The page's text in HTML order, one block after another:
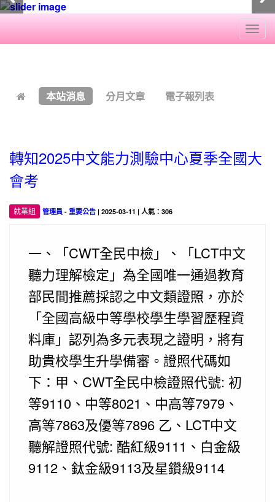
本站消息 分月文章 電子報列表
轉知2025中文能力測驗中心夏季全國大
會考
就業組 管理員 -重要公告 | 2025-03-11 | 人氣：306
一、「CWT全民中檢」、「LCT中文
聽力理解檢定」為全國唯一通過教育
部民間推薦採認之中文類證照，亦於
「全國高級中等學校學生學習歷程資
料庫」認列為多元表現之證明，將有
助貴校學生升學備審。證照代碼如
下：甲、CWT全民中檢證照代號: 初
等9110、中等8021、中高等7979、
高等7863及優等7896 乙、LCT中文
聽解證照代號: 酷紅級9111、白金級
9112、鈦金級9113及星鑽級9114